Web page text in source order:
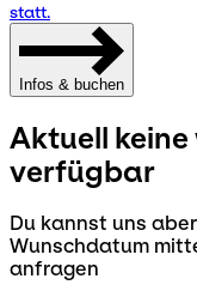
statt.
Infos & buchen
Aktuell
verfügbar
Du kannst uns
Wunschdatum
anfragen